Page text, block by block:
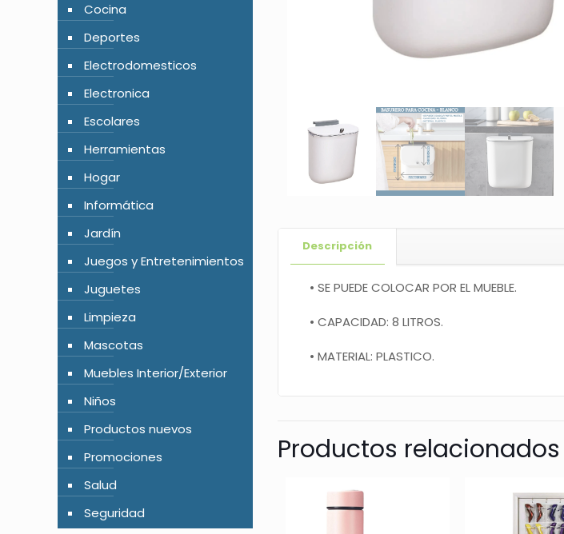
Descripción
• SE PUEDE COLOCAR POR EL MUEBLE.
• CAPACIDAD: 8 LITROS.
• MATERIAL: PLASTICO.
Productos relacionados
Cocina
Deportes
Electrodomesticos
Electronica
Escolares
Herramientas
Hogar
Informática
Jardín
Juegos y Entretenimientos
Juguetes
Limpieza
Mascotas
Muebles Interior/Exterior
Niños
Productos nuevos
Promociones
Salud
Seguridad